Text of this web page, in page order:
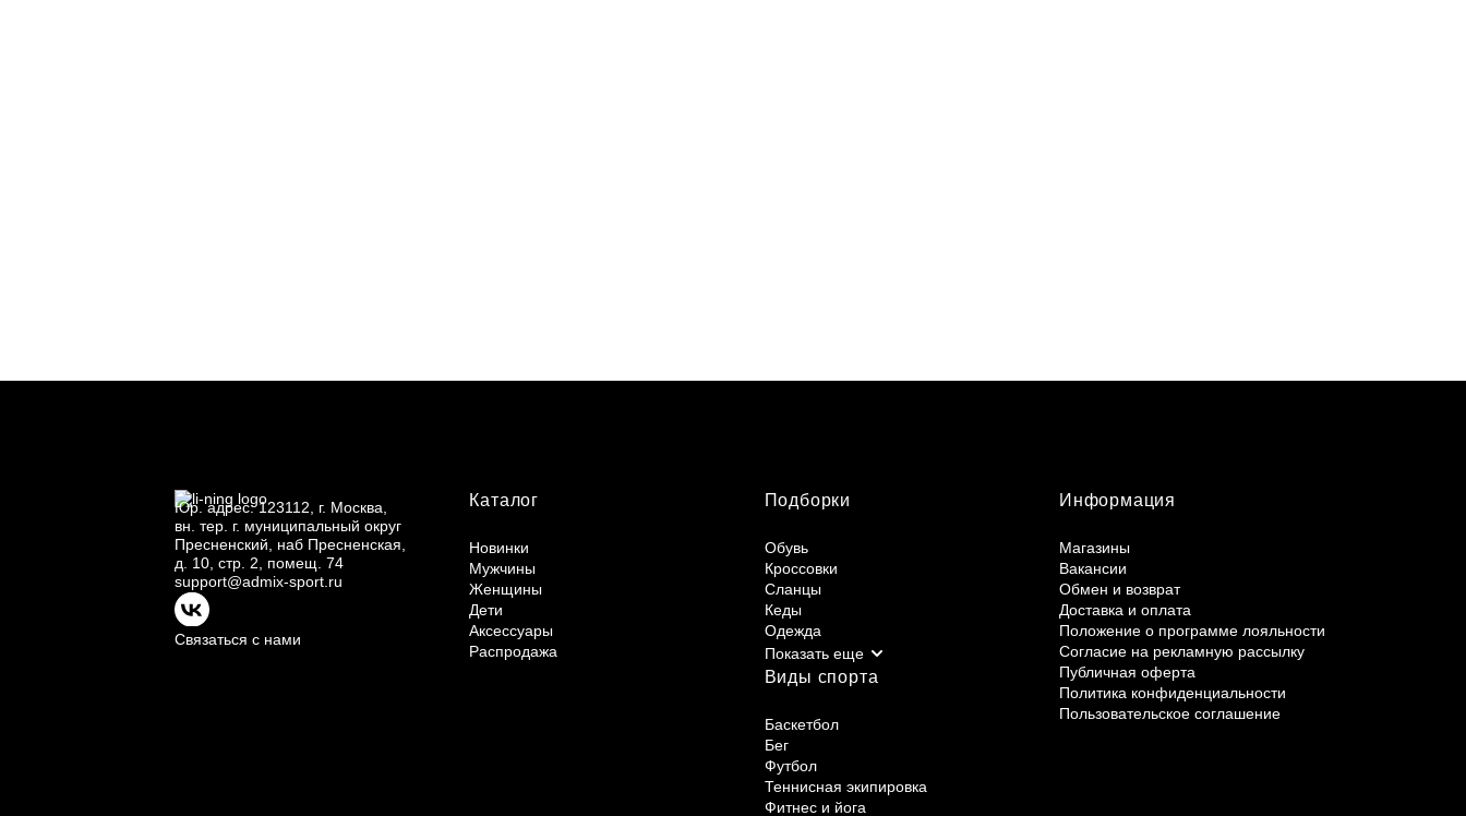
Юр. адрес: 123112, г. Москва,
вн. тер. г. муниципальный округ
Пресненский, наб Пресненская,
д. 10, стр. 2, помещ. 74
support@admix-sport.ru
Связаться с нами
Каталог
Новинки
Мужчины
Женщины
Дети
Аксессуары
Распродажа
Подборки
Обувь
Кроссовки
Сланцы
Кеды
Одежда
Виды спорта
Баскетбол
Бег
Футбол
Теннисная экипировка
Фитнес и йога
Информация
Магазины
Вакансии
Обмен и возврат
Доставка и оплата
Положение о программе лояльности
Согласие на рекламную рассылку
Публичная оферта
Политика конфиденциальности
Пользовательское соглашение